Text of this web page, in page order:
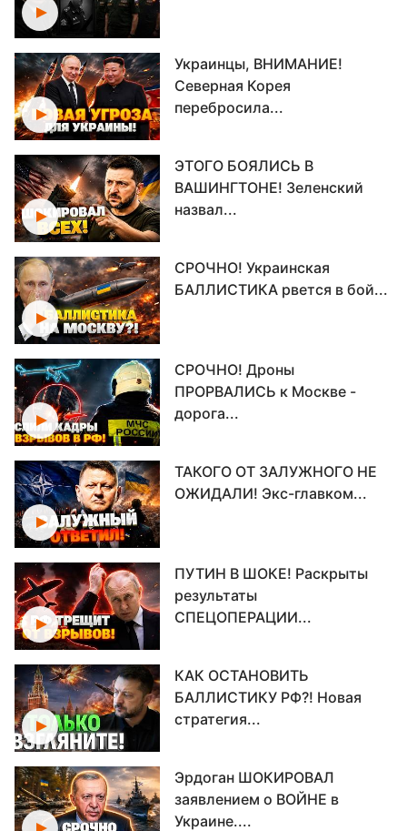
Украинцы, ВНИМАНИЕ!
Северная Корея
перебросила...
ЭТОГО БОЯЛИСЬ В
ВАШИНГТОНЕ! Зеленский
назвал...
СРОЧНО! Украинская
БАЛЛИСТИКА рвется в бой...
СРОЧНО! Дроны
ПРОРВАЛИСЬ к Москве -
дорога...
ТАКОГО ОТ ЗАЛУЖНОГО НЕ
ОЖИДАЛИ! Экс-главком...
ПУТИН В ШОКЕ! Раскрыты
результаты
СПЕЦОПЕРАЦИИ...
КАК ОСТАНОВИТЬ
БАЛЛИСТИКУ РФ?! Новая
стратегия...
Эрдоган ШОКИРОВАЛ
заявлением о ВОЙНЕ в
Украине....